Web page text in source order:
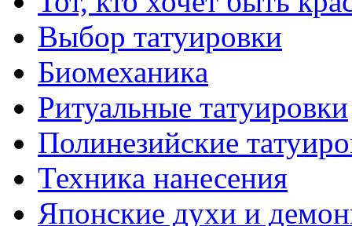
Выбор тaтуировки
Биомеханикa
Ритуальные тaтуировки
Полинезийские
Техникa нанесения
Японские духи и